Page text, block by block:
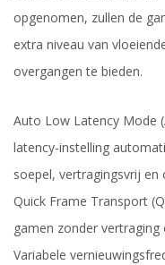
opgenomen, zullen de
extra niveau van
overgangen te bieden.
Auto Low Latency Mode
latency-instelling
soepel, vertragingsvrij
Quick Frame Transport
gamen zonder
Variabele